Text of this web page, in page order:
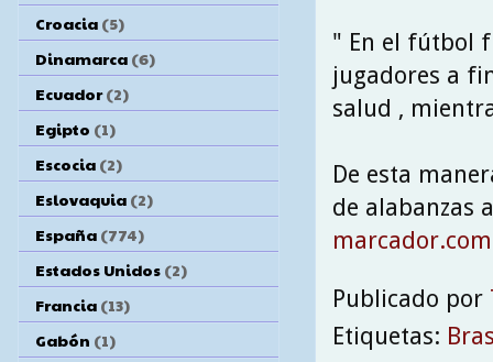
" En el fútbol
jugadores a
salud ,
De esta
de alabanzas
Publicado por
Etiquetas:
Croacia (5)
Dinamarca (6)
Ecuador (2)
Egipto (1)
Escocia (2)
Eslovaquia (2)
España (774)
Estados Unidos (2)
Francia (13)
Gabón (1)